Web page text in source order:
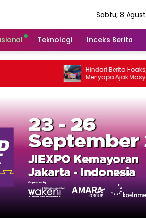
Sabtu, 8
Teknologi Indeks Berita
Hindari Berita Hoaks,
Menyapa Ajak Masyarakat
Bermedia Sosial